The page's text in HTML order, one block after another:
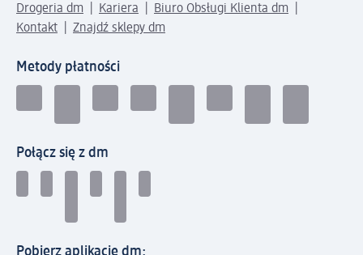
Drogeria dm Kariera
Biuro Obsługi Klienta dm
Kontakt
Znajdź sklepy dm
Metody płatności
Połącz się z dm
Pobierz aplikację dm: